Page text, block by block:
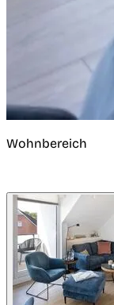
Wohnbereich